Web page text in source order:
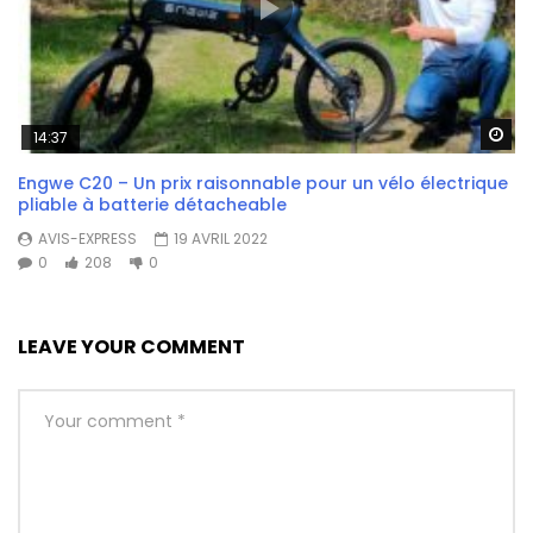
14:37
Engwe C20 – Un prix raisonnable pour un vélo électrique
pliable à batterie détacheable
AVIS-EXPRESS
19 AVRIL 2022
0
208 0
LEAVE YOUR COMMENT